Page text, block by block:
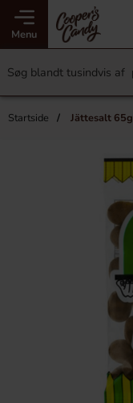
Menu
Startside Jättesalt 65g